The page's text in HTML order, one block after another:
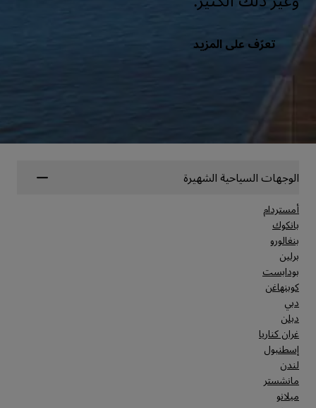
تعرّف على المزيد
الوجهات السياحية الشهيرة
أمستردام
بانكوك
بنغالورو
برلين
بودابست
كوبنهاغن
دبي
دبلن
غران كناريا
إسطنبول
لندن
مانشستر
ميلانو